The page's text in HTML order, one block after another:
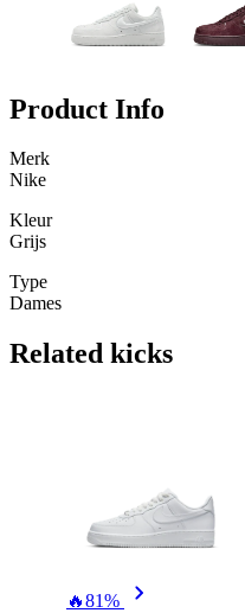
Product Info
Merk
Nike
Kleur
Grijs
Type
Dames
Related kicks
🔥81%